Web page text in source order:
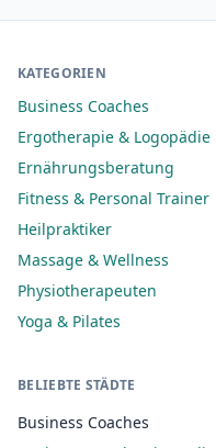
KATEGORIEN
Business Coaches
Ergotherapie & Logopädie
Ernährungsberatung
Fitness & Personal Trainer
Heilpraktiker
Massage & Wellness
Physiotherapeuten
Yoga & Pilates
BELIEBTE STÄDTE
Business Coaches